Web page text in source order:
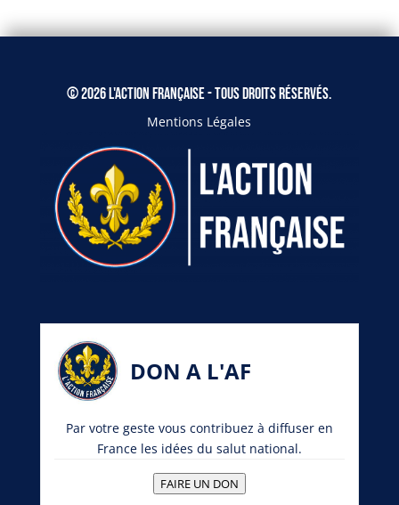
© 2026 L'Action Française - Tous droits réservés.
Mentions Légales
DON A L'AF
Par votre geste vous contribuez à diffuser en
France les idées du salut national.
FAIRE UN DON